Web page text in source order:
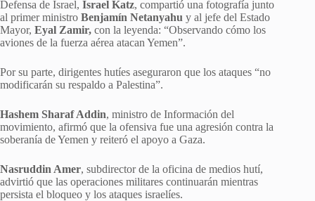
Defensa de Israel, Israel Katz, compartió una fotografía junto
al primer ministro Benjamín Netanyahu y al jefe del Estado
Mayor, Eyal Zamir, con la leyenda: “Observando cómo los
aviones de la fuerza aérea atacan Yemen”.
Por su parte, dirigentes hutíes aseguraron que los ataques “no
modificarán su respaldo a Palestina”.
Hashem Sharaf Addin, ministro de Información del
movimiento, afirmó que la ofensiva fue una agresión contra la
soberanía de Yemen y reiteró el apoyo a Gaza.
Nasruddin Amer, subdirector de la oficina de medios hutí,
advirtió que las operaciones militares continuarán mientras
persista el bloqueo y los ataques israelíes.